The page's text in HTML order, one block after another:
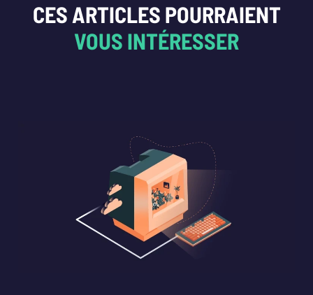
CES ARTICLES POURRAIENT
VOUS INTÉRESSER